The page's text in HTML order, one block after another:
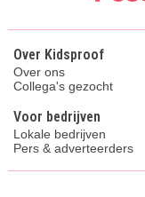
Over Kidsproof
Over ons
Collega's gezocht
Voor bedrijven
Lokale bedrijven
Pers & adverteerders